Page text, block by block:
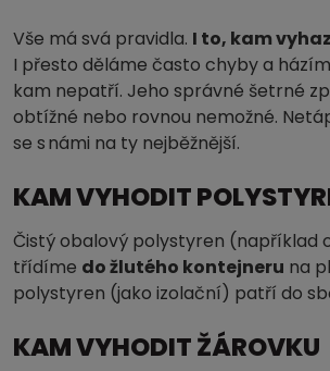
Vše má svá pravidla. I to, kam
I přesto děláme často chyby a
kam nepatří. Jeho správné šetrné
obtížné nebo rovnou nemožné.
se s námi na ty nejběžnější.
KAM VYHODIT
Čistý obalový polystyren (například
třídíme do žlutého kontejneru na
polystyren (jako izolační) patří do
KAM VYHODIT ŽÁROVKU